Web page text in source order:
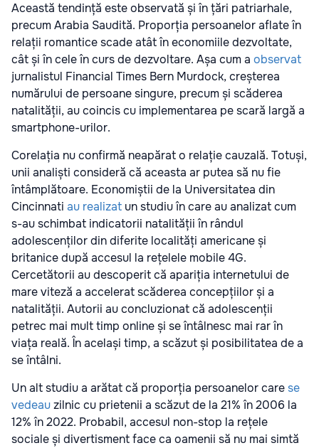
Această tendință este observată și în țări patriarhale,
precum Arabia Saudită. Proporția persoanelor aflate în
relații romantice scade atât în economiile dezvoltate,
cât și în cele în curs de dezvoltare. Așa cum a observat
jurnalistul Financial Times Bern Murdock, creșterea
numărului de persoane singure, precum și scăderea
natalității, au coincis cu implementarea pe scară largă a
smartphone-urilor.
Corelația nu confirmă neapărat o relație cauzală. Totuși,
unii analiști consideră că aceasta ar putea să nu fie
întâmplătoare. Economiștii de la Universitatea din
Cincinnati au realizat un studiu în care au analizat cum
s-au schimbat indicatorii natalității în rândul
adolescenților din diferite localități americane și
britanice după accesul la rețelele mobile 4G.
Cercetătorii au descoperit că apariția internetului de
mare viteză a accelerat scăderea concepțiilor și a
natalității. Autorii au concluzionat că adolescenții
petrec mai mult timp online și se întâlnesc mai rar în
viața reală. În același timp, a scăzut și posibilitatea de a
se întâlni.
Un alt studiu a arătat că proporția persoanelor carese
vedeauzilnic cu prietenii a scăzut de la 21% în 2006 la
12% în 2022. Probabil, accesul non-stop la rețele
sociale și divertisment face ca oamenii să nu mai simtă